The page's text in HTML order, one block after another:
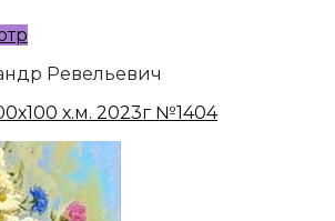
Ревельевич
х.м. 2023г №1404